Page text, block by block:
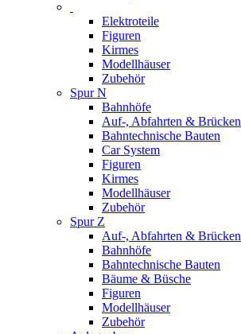
Elektroteile
Figuren
Kirmes
Modellhäuser
Zubehör
Spur N
Bahnhöfe
Auf-, Abfahrten & Brücken
Bahntechnische Bauten
Car System
Figuren
Kirmes
Modellhäuser
Zubehör
Spur Z
Auf-, Abfahrten & Brücken
Bahnhöfe
Bahntechnische Bauten
Bäume & Büsche
Figuren
Modellhäuser
Zubehör